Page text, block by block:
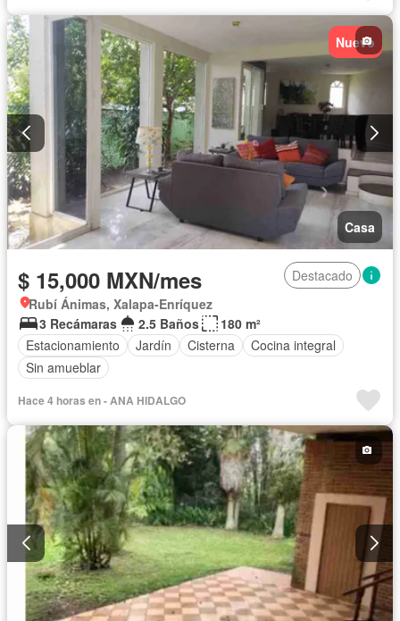
Nuevo
Casa
$ 15,000 MXN/mes
Destacado
Rubí Ánimas, Xalapa-Enríquez
3 Recámaras
2.5 Baños
180 m²
Estacionamiento
Jardín Cisterna
Cocina integral
Sin amueblar
Hace 4 horas en - ANA HIDALGO